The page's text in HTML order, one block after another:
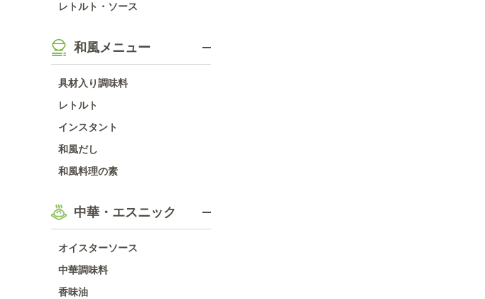
レトルト・ソース
和風メニュー
具材入り調味料
レトルト
インスタント
和風だし
和風料理の素
中華・エスニック
オイスターソース
中華調味料
香味油